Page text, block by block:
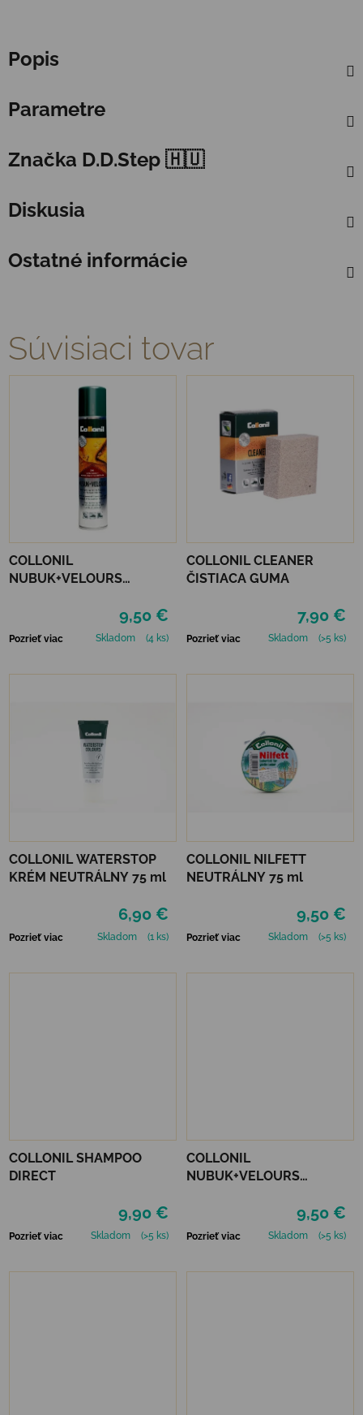
Popis
Parametre
Značka D.D.Step 🇭🇺
Diskusia
Ostatné informácie
Súvisiaci tovar
COLLONIL
NUBUK+VELOURS
9,50 €
Pozrieť viac Skladom (4 ks)
COLLONIL CLEANER
ČISTIACA GUMA
7,90 €
Pozrieť viac Skladom (>5 ks)
COLLONIL WATERSTOP
KRÉM NEUTRÁLNY 75 ml
6,90 €
Pozrieť viac Skladom (1 ks)
COLLONIL NILFETT
NEUTRÁLNY 75 ml
9,50 €
Pozrieť viac Skladom (>5 ks)
COLLONIL SHAMPOO
DIRECT
9,90 €
Pozrieť viac Skladom (>5 ks)
COLLONIL
NUBUK+VELOURS
9,50 €
Pozrieť viac Skladom (>5 ks)